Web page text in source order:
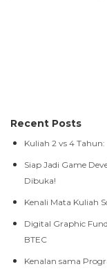
Recent Posts
Kuliah 2 vs 4
Siap Jadi Game
Dibuka!
Kenali Mata Kuliah
Digital Graphic
BTEC
Kenalan sama